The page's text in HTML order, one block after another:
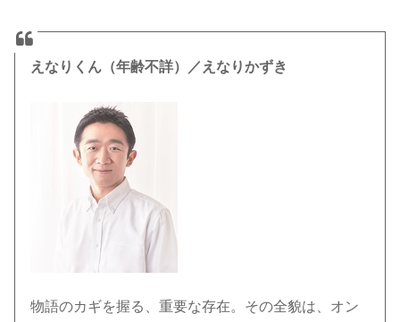
えなりくん（年齢不詳）／えなりかずき
物語のカギを握る、重要な存在。その全貌は、オン